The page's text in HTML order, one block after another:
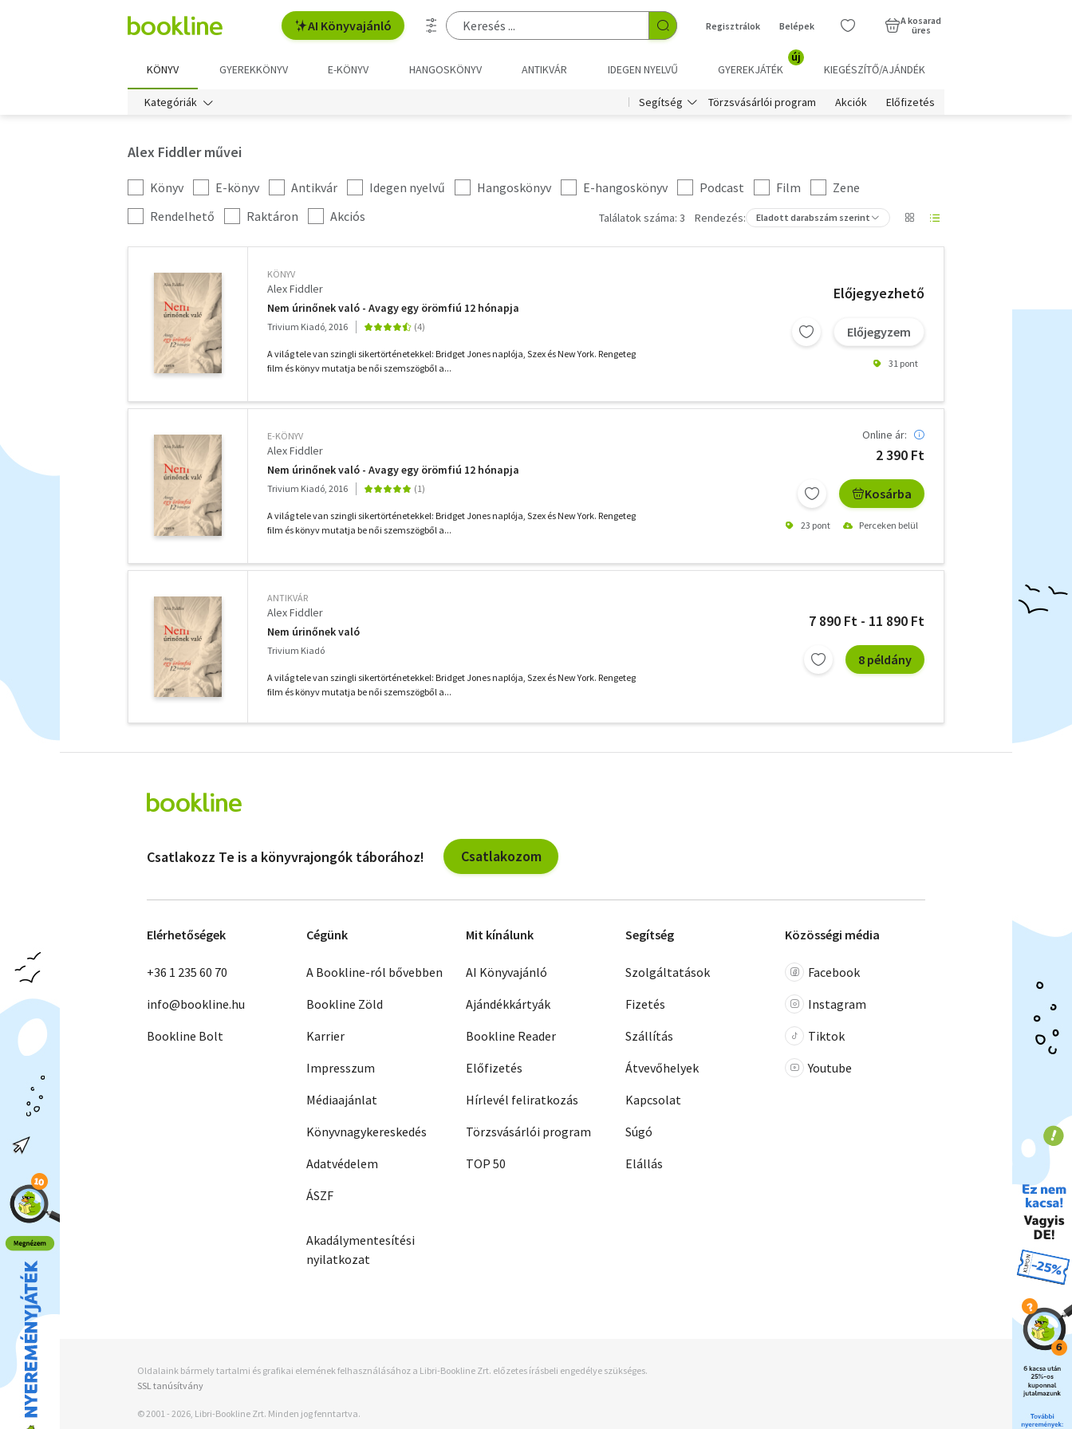
AI Könyvajánló Regisztrálok Belépek
A kosarad
üres
KÖNYV GYEREKKÖNYV E-KÖNYV HANGOSKÖNYV ANTIKVÁR IDEGEN NYELVŰ GYEREKJÁTÉK
új
KIEGÉSZÍTŐ/AJÁNDÉK
Kategóriák Segítség Törzsvásárlói program Akciók Előfizetés
Alex Fiddler művei
Kategória
szűrés
Könyv E-könyv Antikvár Idegen nyelvű Hangoskönyv E-hangoskönyv Podcast Film
Zene
További
szűrők
Rendelhető Raktáron Akciós Találatok száma: 3 Rendezés: Eladott darabszám szerint
KÖNYV
Alex Fiddler
Nem úrinőnek való - Avagy egy örömfiú 12 hónapja
Trivium Kiadó, 2016
A világ tele van szingli sikertörténetekkel: Bridget Jones naplója, Szex és New York. Rengeteg
film és könyv mutatja be női szemszögből a...
Előjegyezhető
Előjegyzem
31 pont
E-KÖNYV
Alex Fiddler
Nem úrinőnek való - Avagy egy örömfiú 12 hónapja
Trivium Kiadó, 2016
A világ tele van szingli sikertörténetekkel: Bridget Jones naplója, Szex és New York. Rengeteg
film és könyv mutatja be női szemszögből a...
Online ár:
2 390 Ft
Kosárba
23 pont Perceken belül
ANTIKVÁR
Alex Fiddler
Nem úrinőnek való
Trivium Kiadó
A világ tele van szingli sikertörténetekkel: Bridget Jones naplója, Szex és New York. Rengeteg
film és könyv mutatja be női szemszögből a...
7 890 Ft - 11 890 Ft
8 példány
szűrők
Csatlakozz Te is a könyvrajongók táborához! Csatlakozom
Elérhetőségek
+36 1 235 60 70
info@bookline.hu
Bookline Bolt
Cégünk
A Bookline-ról bővebben
Bookline Zöld
Karrier
Impresszum
Médiaajánlat
Könyvnagykereskedés
Adatvédelem
ÁSZF
Akadálymentesítési
nyilatkozat
Mit kínálunk
AI Könyvajánló
Ajándékkártyák
Bookline Reader
Előfizetés
Hírlevél feliratkozás
Törzsvásárlói program
TOP 50
Segítség
Szolgáltatások
Fizetés
Szállítás
Átvevőhelyek
Kapcsolat
Súgó
Elállás
Közösségi média
Facebook
Instagram
Tiktok
Youtube
Oldalaink bármely tartalmi és grafikai elemének felhasználásához a Libri-Bookline Zrt. előzetes írásbeli engedélye szükséges.
SSL tanúsítvány
© 2001 - 2026, Libri-Bookline Zrt. Minden jog fenntartva.